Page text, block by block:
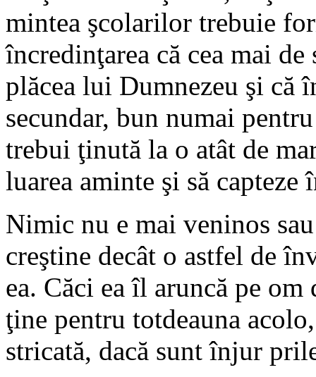
mintea şcolarilor trebuie
încredinţarea că cea mai de
plăcea lui Dumnezeu şi că
secundar, bun numai
trebui ţinută la o atât de
luarea aminte şi să capteze
Nimic nu e mai veninos
creştine decât o astfel de
ea. Căci ea îl aruncă pe
ţine pentru totdeauna
stricată, dacă sunt înjur